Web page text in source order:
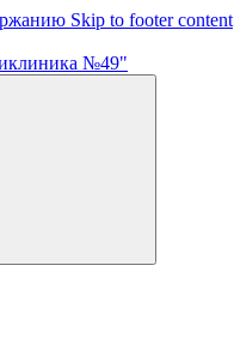
Skip to footer content
№49"